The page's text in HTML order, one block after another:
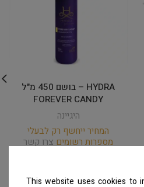
HYDRA – בושם 450 מ"ל
FOREVER CANDY
היגיינה
המחיר ייחשף רק לבעלי
מספרות רשומים צרו קשר
This website uses cookies to